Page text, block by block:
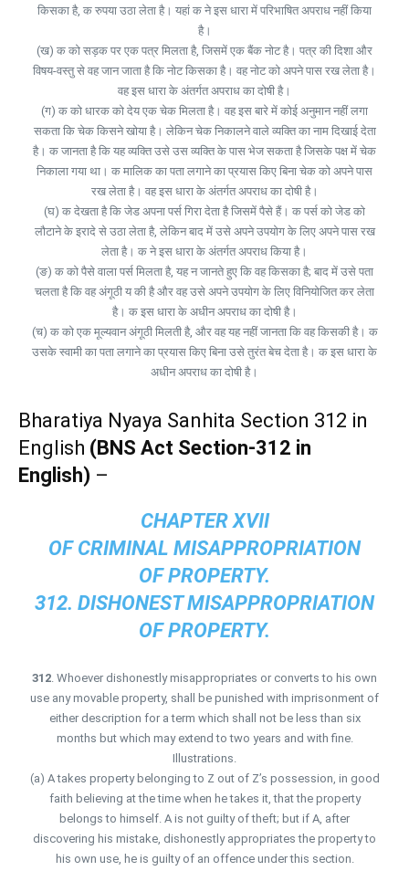
किसका है, क रुपया उठा लेता है। यहां क ने इस धारा में परिभाषित अपराध नहीं किया
है।
(ख) क को सड़क पर एक पत्र मिलता है, जिसमें एक बैंक नोट है। पत्र की दिशा और
विषय-वस्तु से वह जान जाता है कि नोट किसका है। वह नोट को अपने पास रख लेता है।
वह इस धारा के अंतर्गत अपराध का दोषी है।
(ग) क को धारक को देय एक चेक मिलता है। वह इस बारे में कोई अनुमान नहीं लगा
सकता कि चेक किसने खोया है। लेकिन चेक निकालने वाले व्यक्ति का नाम दिखाई देता
है। क जानता है कि यह व्यक्ति उसे उस व्यक्ति के पास भेज सकता है जिसके पक्ष में चेक
निकाला गया था। क मालिक का पता लगाने का प्रयास किए बिना चेक को अपने पास
रख लेता है। वह इस धारा के अंतर्गत अपराध का दोषी है।
(घ) क देखता है कि जेड अपना पर्स गिरा देता है जिसमें पैसे हैं। क पर्स को जेड को
लौटाने के इरादे से उठा लेता है, लेकिन बाद में उसे अपने उपयोग के लिए अपने पास रख
लेता है। क ने इस धारा के अंतर्गत अपराध किया है।
(ङ) क को पैसे वाला पर्स मिलता है, यह न जानते हुए कि वह किसका है; बाद में उसे पता
चलता है कि वह अंगूठी य की है और वह उसे अपने उपयोग के लिए विनियोजित कर लेता
है। क इस धारा के अधीन अपराध का दोषी है।
(च) क को एक मूल्यवान अंगूठी मिलती है, और वह यह नहीं जानता कि वह किसकी है। क
उसके स्वामी का पता लगाने का प्रयास किए बिना उसे तुरंत बेच देता है। क इस धारा के
अधीन अपराध का दोषी है।
Bharatiya Nyaya Sanhita Section 312 in
English (BNS Act Section-312 in
English) –
CHAPTER XVII
OF CRIMINAL MISAPPROPRIATION
OF PROPERTY.
312. DISHONEST MISAPPROPRIATION
OF PROPERTY.
312. Whoever dishonestly misappropriates or converts to his own
use any movable property, shall be punished with imprisonment of
either description for a term which shall not be less than six
months but which may extend to two years and with fine.
Illustrations.
(a) A takes property belonging to Z out of Z’s possession, in good
faith believing at the time when he takes it, that the property
belongs to himself. A is not guilty of theft; but if A, after
discovering his mistake, dishonestly appropriates the property to
his own use, he is guilty of an offence under this section.